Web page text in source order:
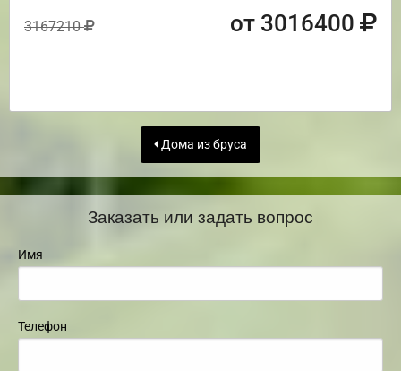
3167210 от 3016400
Дома из бруса
Заказать или задать вопрос
Имя
Телефон